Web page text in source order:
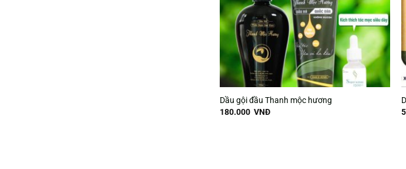
Dầu gội đầu Thanh mộc hương
180.000 VNĐ